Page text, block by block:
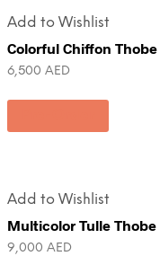
Add to Wishlist
Colorful Chiffon Thobe
6,500 AED
Add to Wishlist
Multicolor Tulle Thobe
9,000 AED